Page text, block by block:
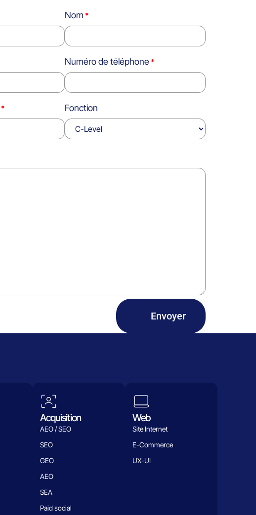
Nom
Numéro de téléphone
Fonction
Envoyer
Acquisition
AEO / SEO
SEO
GEO
AEO
SEA
Paid social
Web
Site Internet
E-Commerce
UX-UI